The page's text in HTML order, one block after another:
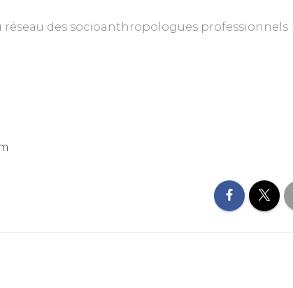
des socioanthropologues professionnels :